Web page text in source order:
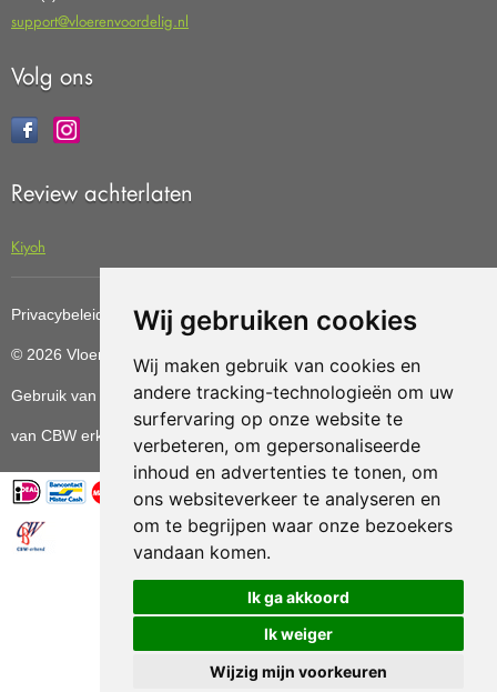
Wij gebruiken cookies
Wij maken gebruik van cookies en
andere tracking-technologieën om uw
surfervaring op onze website te
verbeteren, om gepersonaliseerde
inhoud en advertenties te tonen, om
ons websiteverkeer te analyseren en
om te begrijpen waar onze bezoekers
vandaan komen.
Ik ga akkoord
Ik weiger
Wijzig mijn voorkeuren
support@vloerenvoordelig.nl
Volg ons
Review achterlaten
Kiyoh
Privacybeleid Cookiebeleid Update cookies preferences
© 2026 Vloerenvoordelig Deze website is ontwikkeld door AGN
Gebruik van deze site betekent dat u dealgemene voorwaarden
van CBW erkende woonwinkels accepteert.
Vloerenvoordelig.nl is een onderdeel van